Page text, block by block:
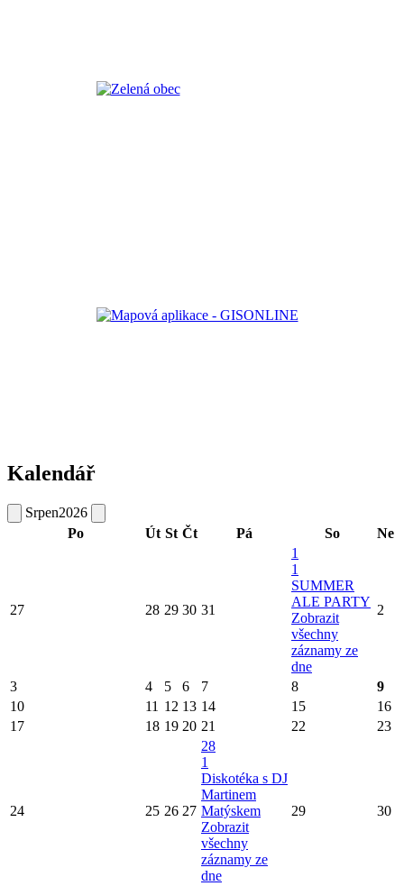
Kalendář
Srpen2026
Po
Út St Čt Pá So Ne
27 28 29 30 31
1
1
SUMMER
ALE PARTY
Zobrazit
všechny
záznamy ze
dne
2
3 4 5 6 7 8
9
10
11 12 13 14 15
16
17
18 19 20 21 22 23
24 25 26 27
28
1
Diskotéka s DJ
Martinem
Matýskem
Zobrazit
všechny
záznamy ze
dne
29 30